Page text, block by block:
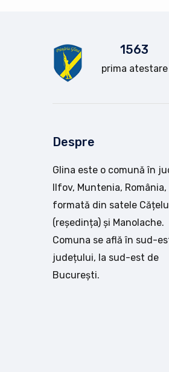
1563
prima atestare
Despre
Glina este o comună în
Ilfov, Muntenia, România,
formată din satele
(reședința) și Manolache.
Comuna se află în sud-
județului, la sud-est de
București.